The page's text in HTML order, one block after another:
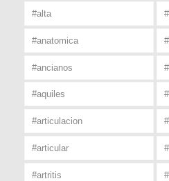
#alta
#anatomica
#ancianos
#aquiles
#articulacion
#articular
#artritis